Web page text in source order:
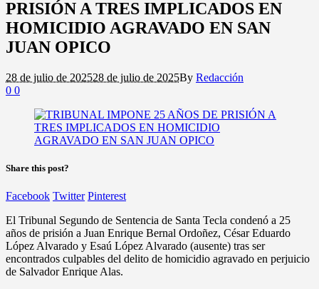
PRISIÓN A TRES IMPLICADOS EN
HOMICIDIO AGRAVADO EN SAN
JUAN OPICO
28 de julio de 202528 de julio de 2025By Redacción
0 0
Share this post?
Facebook Twitter Pinterest
El Tribunal Segundo de Sentencia de Santa Tecla condenó a 25
años de prisión a Juan Enrique Bernal Ordoñez, César Eduardo
López Alvarado y Esaú López Alvarado (ausente) tras ser
encontrados culpables del delito de homicidio agravado en perjuicio
de Salvador Enrique Alas.